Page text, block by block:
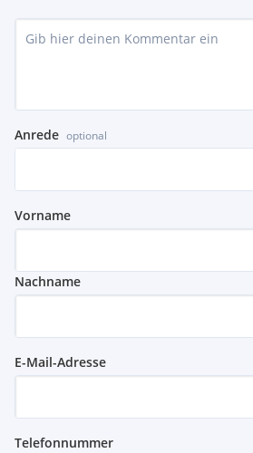
Anrede optional
Vorname
Nachname
E-Mail-Adresse
Telefonnummer